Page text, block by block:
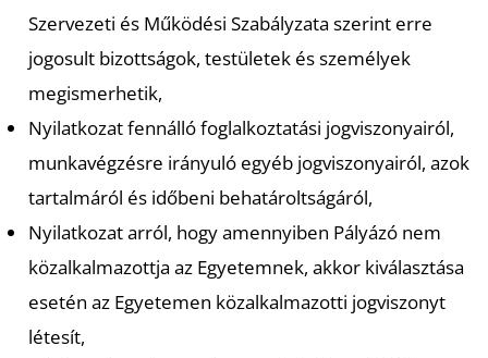
Szervezeti és Működési Szabályzata szerint erre
jogosult bizottságok, testületek és személyek
megismerhetik,
Nyilatkozat fennálló foglalkoztatási jogviszonyairól,
munkavégzésre irányuló egyéb jogviszonyairól, azok
tartalmáról és időbeni behatároltságáról,
Nyilatkozat arról, hogy amennyiben Pályázó nem
közalkalmazottja az Egyetemnek, akkor kiválasztása
esetén az Egyetemen közalkalmazotti jogviszonyt
létesít,